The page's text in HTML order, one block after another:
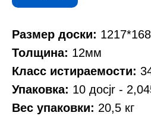
Размер доски: 1217*168
Толщина: 12мм
Класс истираемости:
Упаковка: 10 досjr -
Вес упаковки: 20,5 кг